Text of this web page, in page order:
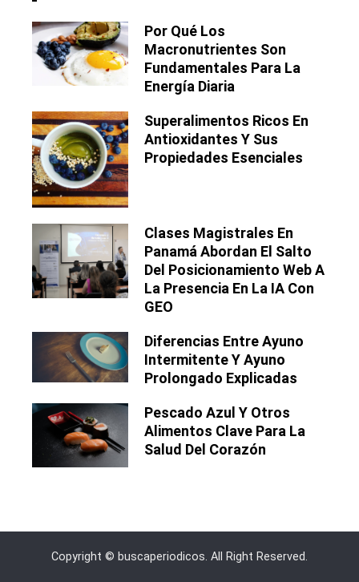
Por Qué Los
Macronutrientes Son
Fundamentales Para La
Energía Diaria
Superalimentos Ricos En
Antioxidantes Y Sus
Propiedades Esenciales
Clases Magistrales En
Panamá Abordan El Salto
Del Posicionamiento Web A
La Presencia En La IA Con
GEO
Diferencias Entre Ayuno
Intermitente Y Ayuno
Prolongado Explicadas
Pescado Azul Y Otros
Alimentos Clave Para La
Salud Del Corazón
Copyright © buscaperiodicos. All Right Reserved.